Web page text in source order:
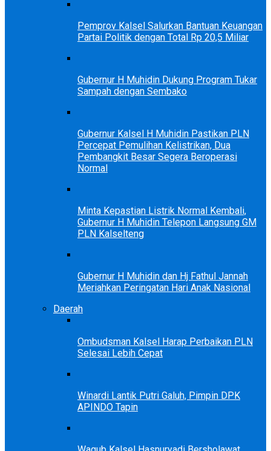
Pemprov Kalsel Salurkan Bantuan Keuangan
Partai Politik dengan Total Rp 20,5 Miliar
Gubernur H Muhidin Dukung Program Tukar
Sampah dengan Sembako
Gubernur Kalsel H Muhidin Pastikan PLN
Percepat Pemulihan Kelistrikan, Dua
Pembangkit Besar Segera Beroperasi
Normal
Minta Kepastian Listrik Normal Kembali,
Gubernur H Muhidin Telepon Langsung GM
PLN Kalselteng
Gubernur H Muhidin dan Hj Fathul Jannah
Meriahkan Peringatan Hari Anak Nasional
Daerah
Ombudsman Kalsel Harap Perbaikan PLN
Selesai Lebih Cepat
Winardi Lantik Putri Galuh, Pimpin DPK
APINDO Tapin